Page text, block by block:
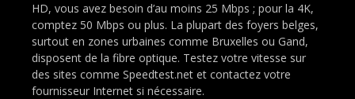
HD, vous avez besoin d’au moins 25 Mbps ; pour la 4K,
comptez 50 Mbps ou plus. La plupart des foyers belges,
surtout en zones urbaines comme Bruxelles ou Gand,
disposent de la fibre optique. Testez votre vitesse sur
des sites comme Speedtest.net et contactez votre
fournisseur Internet si nécessaire.